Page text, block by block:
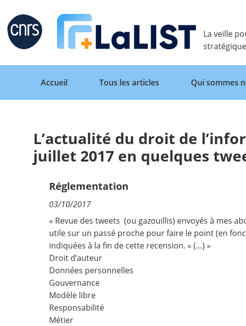
Retour
Accueil
Qui sommes nous ?
Nous suivre
La veille
Accueil
Tous les articles Qui sommes
L’actualité du droit de
juillet 2017 en quelques
Réglementation
03/10/2017
« Revue des tweets (ou gazouillis) envoyés à mes
utile sur un passé proche pour faire le point (en
indiquées à la fin de cette recension. « (…) »
Droit d’auteur
Données personnelles
Gouvernance
Modèle libre
Responsabilité
Métier